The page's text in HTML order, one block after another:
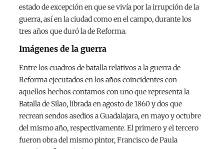
estado de excepción en que se vivía por la irrupción de la
guerra, así en la ciudad como en el campo, durante los
tres años que duró la de Reforma.
Imágenes de la guerra
Entre los cuadros de batalla relativos a la guerra de
Reforma ejecutados en los años coincidentes con
aquellos hechos contamos con uno que representa la
Batalla de Silao, librada en agosto de 1860 y dos que
recrean sendos asedios a Guadalajara, en mayo y octubre
del mismo año, respectivamente. El primero y el tercero
fueron obra del mismo pintor, Francisco de Paula